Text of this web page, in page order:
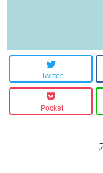
Twitter
Pocket